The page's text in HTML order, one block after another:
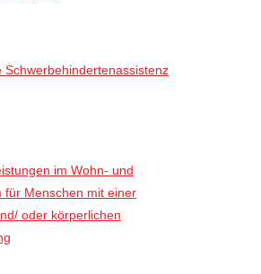
Schwerbehindertenassistenz
im Wohn- und
für Menschen mit einer
oder körperlichen